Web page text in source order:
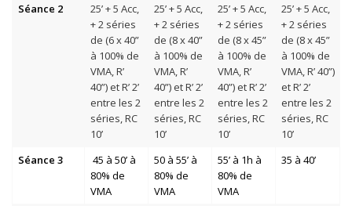
Séance 2
25’ + 5 Acc,
+ 2 séries
de (6 x 40”
à 100% de
VMA, R’
40”) et R’ 2’
entre les 2
séries, RC
10’
25’ + 5 Acc,
+ 2 séries
de (8 x 40”
à 100% de
VMA, R’
40”) et R’ 2’
entre les 2
séries, RC
10’
25’ + 5 Acc,
+ 2 séries
de (8 x 45”
à 100% de
VMA, R’
40”) et R’ 2’
entre les 2
séries, RC
10’
25’ + 5 Acc,
+ 2 séries
de (8 x 45”
à 100% de
VMA, R’ 40”)
et R’ 2’
entre les 2
séries, RC
10’
Séance 3
45 à 50’ à
80% de
VMA
50 à 55’ à
80% de
VMA
55’ à 1h à
80% de
VMA
35 à 40’